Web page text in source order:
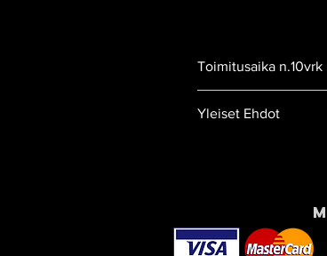
Toimitusaika n.10vrk
Yleiset Ehdot